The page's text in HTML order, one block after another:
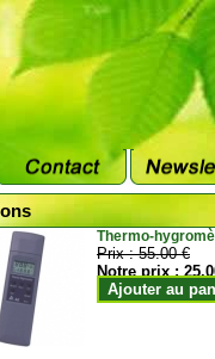
Thermo-
Prix :55.00 €
Notre prix :
Ajouter au